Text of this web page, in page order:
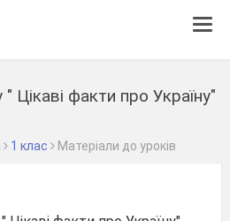
Цікаві факти про Україну"
1 клас Матеріали до уроків